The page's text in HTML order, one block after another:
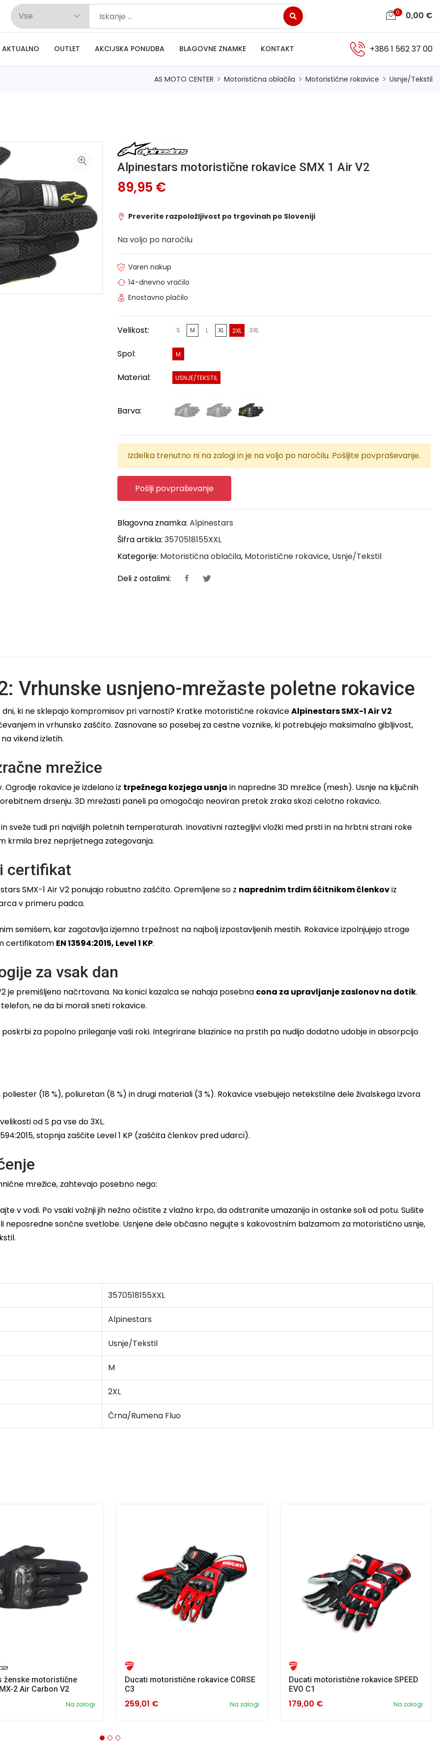
0 0,00 €
AKTUALNO OUTLET AKCIJSKA PONUDBA BLAGOVNE ZNAMKE KONTAKT +386 1 562 37 00
AS MOTO CENTER Motoristična oblačila Motoristične rokavice Usnje/Tekstil
Alpinestars motoristične rokavice SMX 1 Air V2
89,95 €
Preverite razpoložljivost po trgovinah po Sloveniji
Na voljo po naročilu
Varen nakup
14-dnevno vračilo
Enostavno plačilo
Velikost: S M L XL 2XL 3XL
Spol: M
Material: USNJE/TEKSTIL
Barva:
Izdelka trenutno ni na zalogi in je na voljo po naročilu. Pošljite povpraševanje.
Pošlji povpraševanje
Blagovna znamka: Alpinestars
Šifra artikla: 3570518155XXL
Kategorije: Motoristična oblačila, Motoristične rokavice, Usnje/Tekstil
Deli z ostalimi:
Vrhunske usnjeno-mrežaste poletne rokavice
ki ne sklepajo kompromisov pri varnosti? Kratke motoristične rokaviceAlpinestars SMX-1 Air V2
in vrhunsko zaščito. Zasnovane so posebej za cestne voznike, ki potrebujejo maksimalno gibljivost,
vikend izletih.
mrežice
rokavice je izdelano iz trpežnega kozjega usnja in napredne 3D mrežice (mesh). Usnje na ključnih
drsenju. 3D mrežasti paneli pa omogočajo neoviran pretok zraka skozi celotno rokavico.
sveže tudi pri najvišjih poletnih temperaturah. Inovativni raztegljivi vložki med prsti in na hrbtni strani roke
krmila brez neprijetnega zategovanja.
certifikat
SMX-1 Air V2 ponujajo robustno zaščito. Opremljene so z naprednim trdim ščitnikom členkoviz
v primeru padca.
semišem, kar zagotavlja izjemno trpežnost na najbolj izpostavljenih mestih. Rokavice izpolnjujejo stroge
certifikatom EN 13594:2015, Level 1 KP.
za vsak dan
je premišljeno načrtovana. Na konici kazalca se nahaja posebna cona za upravljanje zaslonov na dotik.
ne da bi morali sneti rokavice.
za popolno prileganje vaši roki. Integrirane blazinice na prstih pa nudijo dodatno udobje in absorpcijo
(18 %), poliuretan (8 %) in drugi materiali (3 %). Rokavice vsebujejo netekstilne dele živalskega izvora
od S pa vse do 3XL.
stopnja zaščite Level 1 KP (zaščita členkov pred udarci).
mrežice, zahtevajo posebno nego:
v vodi. Po vsaki vožnji jih nežno očistite z vlažno krpo, da odstranite umazanijo in ostanke soli od potu. Sušite
sončne svetlobe. Usnjene dele občasno negujte s kakovostnim balzamom za motoristično usnje,
3570518155XXL
Alpinestars
Usnje/Tekstil
M
2XL
Črna/Rumena Fluo
ženske motoristične
2 Air Carbon V2
Na zalogi
Ducati motoristične rokavice CORSE
C3
Na zalogi
259,01 €
Ducati motoristične rokavice SPEED
EVO C1
Na zalogi
179,00 €